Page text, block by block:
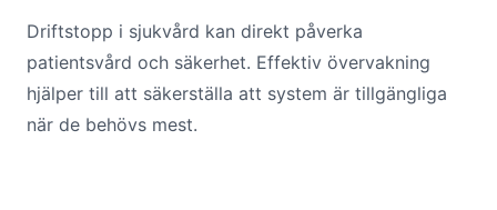
Driftstopp i sjukvård kan direkt påverka
patientsvård och säkerhet. Effektiv övervakning
hjälper till att säkerställa att system är tillgängliga
när de behövs mest.